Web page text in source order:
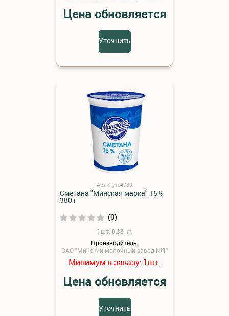
Цена обновляется
Уточнить
Артикул:4089
Сметана "Минская марка" 15%
380 г
(0)
1шт: 0,38 кг.
Производитель:
ОАО "Минский молочный завод №1"
Минимум к заказу: 1шт.
Цена обновляется
Уточнить